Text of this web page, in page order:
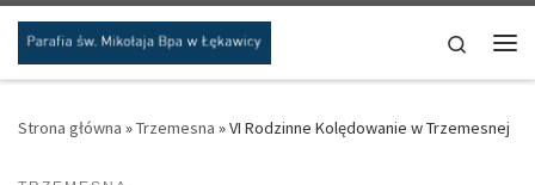
Przejdź do treści
Search
Strona główna »Trzemesna »VI Rodzinne Kolędowanie w Trzemesnej